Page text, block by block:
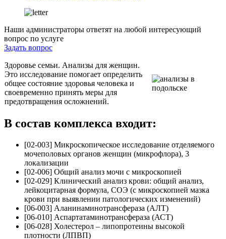
Наши администраторы ответят на любой интересующий
вопрос по услуге
Задать вопрос
Здоровье семьи. Анализы для женщин.
Это исследование помогает определить
общее состояние здоровья человека и
своевременно принять меры для
предотвращения осложнений.
В состав комплекса входит:
[02-003] Микроскопическое исследование отделяемого
мочеполовых органов женщин (микрофлора), 3
локализации
[02-006] Общий анализ мочи с микроскопией
[02-029] Клинический анализ крови: общий анализ,
лейкоцитарная формула, СОЭ (с микроскопией мазка
крови при выявлении патологических изменений)
[06-003] Аланинаминотрансфераза (АЛТ)
[06-010] Аспартатаминотрансфераза (АСТ)
[06-028] Холестерол – липопротеины высокой
плотности (ЛПВП)